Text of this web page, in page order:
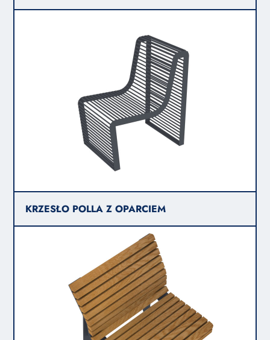
KRZESŁO POLLA Z OPARCIEM